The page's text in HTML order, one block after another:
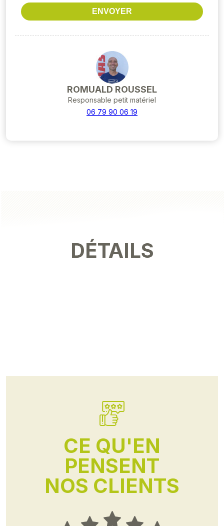
ENVOYER
ROMUALD ROUSSEL
Responsable petit matériel
06 79 90 06 19
DÉTAILS
CE QU'EN
PENSENT
NOS CLIENTS